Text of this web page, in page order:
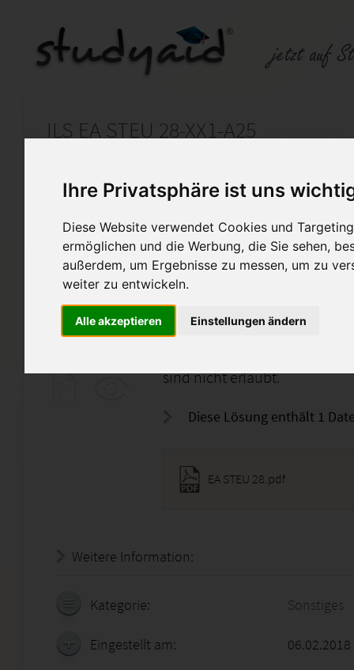
Ihre Privatsphäre ist uns
Diese Website verwendet Cookies und
ermöglichen und die Werbung, die Sie sehen,
außerdem, um Ergebnisse zu messen, um zu
weiter zu entwickeln.
Alle akzeptieren Einstellungen ändern
ILS EA STEU 28-XX1-A25
Auf StudyAid.de verkaufen
Startseite Sonstiges
Praxiswissen Steuerrecht
Lösungen ILS
Diese Lösungen wurden
Note 1 bewertet. Die Lösung
sind nicht erlaubt.
Diese Lösung enthält 1
EA STEU 28.pdf
Weitere Information:
Kategorie: Sonstiges
Eingestellt am: